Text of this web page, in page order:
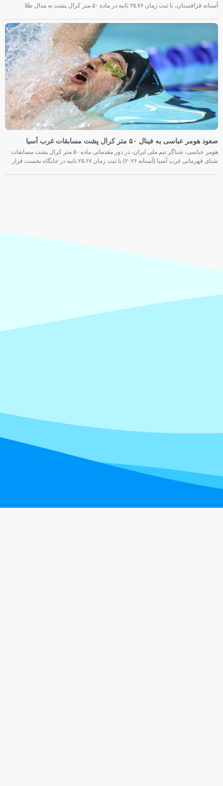
آستانه قزاقستان، با ثبت زمان ۲۵.۷۶ ثانیه در ماده ۵۰ متر کرال پشت به مدال طلا
صعود هومر عباسی به فینال ۵۰ متر کرال پشت مسابقات غرب آسیا
هومر عباسی، شناگر تیم ملی ایران، در دور مقدماتی ماده ۵۰ متر کرال پشت مسابقات
شنای قهرمانی غرب آسیا (آستانه ۲۰۲۶) با ثبت زمان ۲۵.۶۷ ثانیه در جایگاه نخست قرار